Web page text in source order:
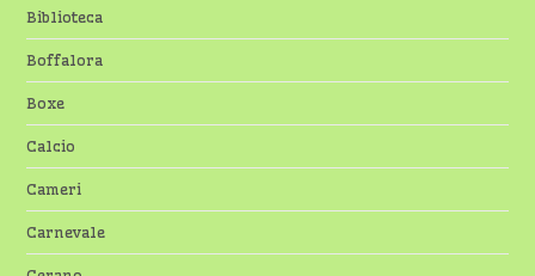
Biblioteca
Boffalora
Boxe
Calcio
Cameri
Carnevale